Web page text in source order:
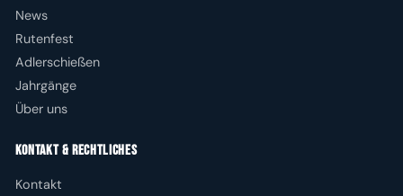
News
Rutenfest
Adlerschießen
Jahrgänge
Über uns
Kontakt & Rechtliches
Kontakt